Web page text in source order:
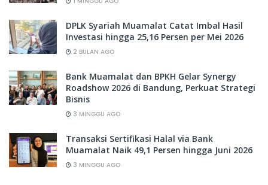
DPLK Syariah Muamalat Catat Imbal Hasil
Investasi hingga 25,16 Persen per Mei 2026
2 BULAN AGO
Bank Muamalat dan BPKH Gelar Synergy
Roadshow 2026 di Bandung, Perkuat Strategi
Bisnis
3 MINGGU AGO
Transaksi Sertifikasi Halal via Bank
Muamalat Naik 49,1 Persen hingga Juni 2026
3 MINGGU AGO